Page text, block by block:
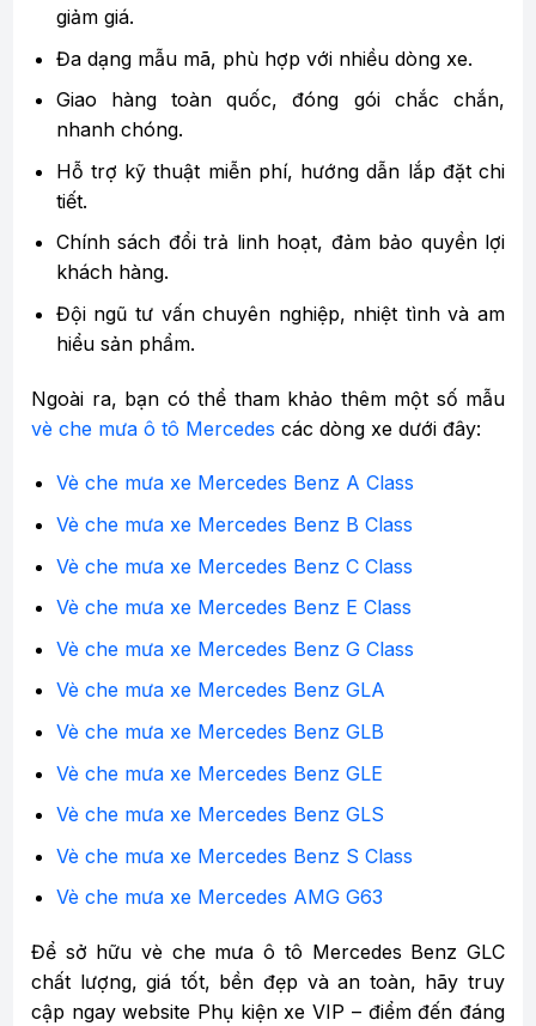
giảm giá.
Đa dạng mẫu mã, phù hợp với nhiều dòng xe.
Giao hàng toàn quốc, đóng gói chắc chắn,
nhanh chóng.
Hỗ trợ kỹ thuật miễn phí, hướng dẫn lắp đặt chi
tiết.
Chính sách đổi trả linh hoạt, đảm bảo quyền lợi
khách hàng.
Đội ngũ tư vấn chuyên nghiệp, nhiệt tình và am
hiểu sản phẩm.
Ngoài ra, bạn có thể tham khảo thêm một số mẫu
vè che mưa ô tô Mercedes các dòng xe dưới đây:
Vè che mưa xe Mercedes Benz A Class
Vè che mưa xe Mercedes Benz B Class
Vè che mưa xe Mercedes Benz C Class
Vè che mưa xe Mercedes Benz E Class
Vè che mưa xe Mercedes Benz G Class
Vè che mưa xe Mercedes Benz GLA
Vè che mưa xe Mercedes Benz GLB
Vè che mưa xe Mercedes Benz GLE
Vè che mưa xe Mercedes Benz GLS
Vè che mưa xe Mercedes Benz S Class
Vè che mưa xe Mercedes AMG G63
Để sở hữu vè che mưa ô tô Mercedes Benz GLC
chất lượng, giá tốt, bền đẹp và an toàn, hãy truy
cập ngay website Phụ kiện xe VIP – điểm đến đáng